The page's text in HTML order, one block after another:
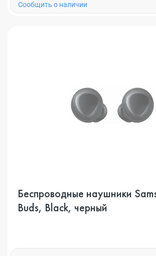
Cообщить о наличии
Беспроводные наушники
Buds, Black, черный